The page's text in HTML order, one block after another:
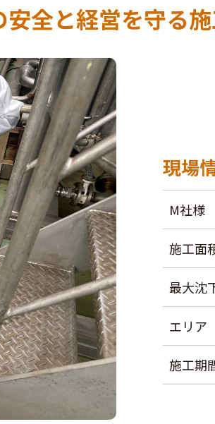
全と経営を守る
現場
M社様
施工面
最大沈
エリア
施工期